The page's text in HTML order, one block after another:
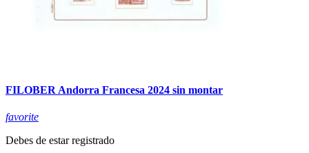
FILOBER Andorra Francesa 2024 sin montar
favorite
Debes de estar registrado